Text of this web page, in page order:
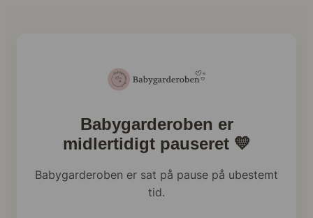
Babygarderoben er
midlertidigt pauseret 💛
Babygarderoben er sat på pause på ubestemt
tid.